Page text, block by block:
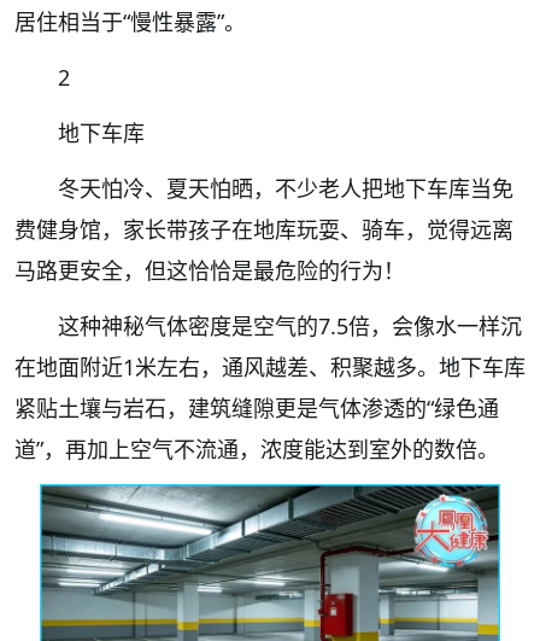
居住相当于“慢性暴露”。
2
地下车库
冬天怕冷、夏天怕晒，不少老人把地下车库当免
费健身馆，家长带孩子在地库玩耍、骑车，觉得远离
马路更安全，但这恰恰是最危险的行为！
这种神秘气体密度是空气的7.5倍，会像水一样沉
在地面附近1米左右，通风越差、积聚越多。地下车库
紧贴土壤与岩石，建筑缝隙更是气体渗透的“绿色通
道”，再加上空气不流通，浓度能达到室外的数倍。